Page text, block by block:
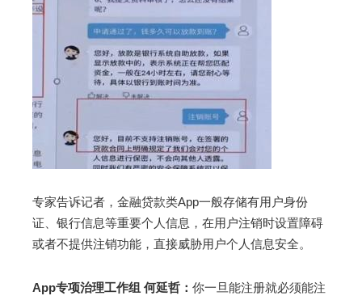
专家告诉记者，金融贷款类App一般存储有用户身份
证、银行信息等重要个人信息，在用户注销时设置障碍
或者不提供注销功能，直接威胁用户个人信息安全。
App专项治理工作组 何延哲： 你一旦能注册就必须能注